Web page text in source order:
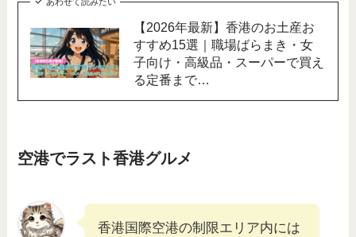
【2026年最新】香港のお土産お
すすめ15選｜職場ばらまき・女
子向け・高級品・スーパーで買え
る定番まで…
空港でラスト香港グルメ
香港国際空港の制限エリア内には